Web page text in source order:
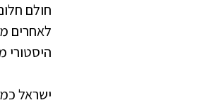
חולם
לאחרים
היסטורי
ישראל